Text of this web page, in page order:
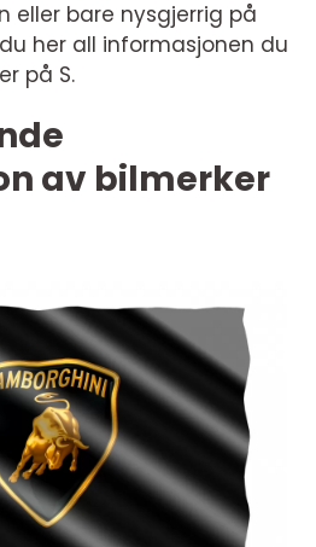
eller bare nysgjerrig på
her all informasjonen du
på S.
av bilmerker